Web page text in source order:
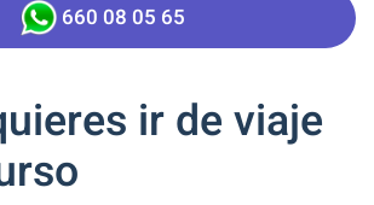
660 08 05 65
ir de viaje